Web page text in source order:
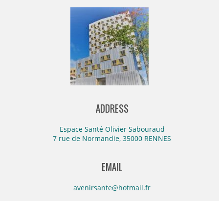
ADDRESS
Espace Santé Olivier Sabouraud
7 rue de Normandie, 35000 RENNES
EMAIL
avenirsante@hotmail.fr